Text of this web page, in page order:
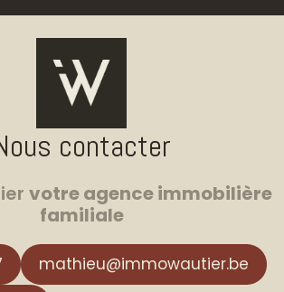
contacter
votre agence immobilière
familiale
mathieu@immowautier.be